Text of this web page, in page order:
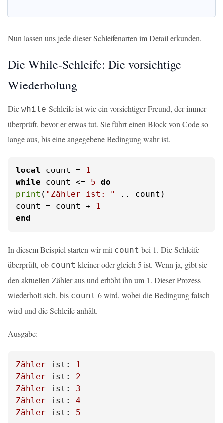
Nun lassen uns jede dieser Schleifenarten im Detail erkunden.
Die While-Schleife: Die vorsichtige
Wiederholung
Die while-Schleife ist wie ein vorsichtiger Freund, der immer
überprüft, bevor er etwas tut. Sie führt einen Block von Code so
lange aus, bis eine angegebene Bedingung wahr ist.
local count =
1
while count <= 5 do
print ( "Zähler ist: "
.. count)
count = count +
1
end
In diesem Beispiel starten wir mit count bei 1. Die Schleife
überprüft, ob count kleiner oder gleich 5 ist. Wenn ja, gibt sie
den aktuellen Zähler aus und erhöht ihn um 1. Dieser Prozess
wiederholt sich, bis count 6 wird, wobei die Bedingung falsch
wird und die Schleife anhält.
Ausgabe:
Zähler ist:
1
Zähler
ist:
2
Zähler
ist:
3
Zähler
ist:
4
Zähler
ist: 5